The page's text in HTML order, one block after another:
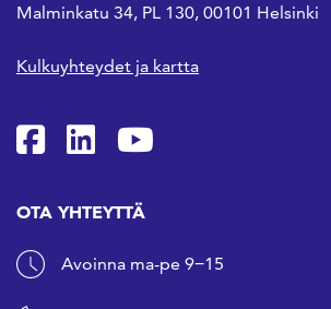
Malminkatu 34, PL 130, 00101 Helsinki
Kulkuyhteydet ja kartta
SFS Facebookissa
SFS Linkedinissä
SFS Youtubessa
OTA YHTEYTTÄ
Avoinna ma-pe 9−15